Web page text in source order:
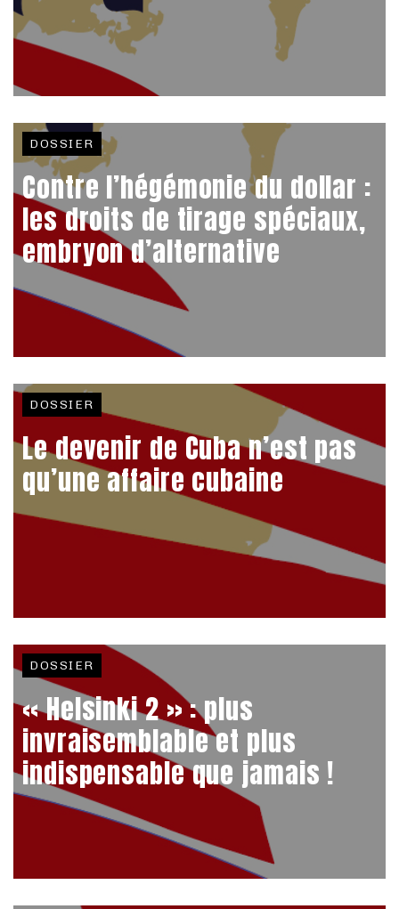
DOSSIER
Contre l’hégémonie du dollar :
les droits de tirage spéciaux,
embryon d’alternative
DOSSIER
Le devenir de Cuba n’est pas
qu’une affaire cubaine
DOSSIER
« Helsinki 2 » : plus
invraisemblable et plus
indispensable que jamais !